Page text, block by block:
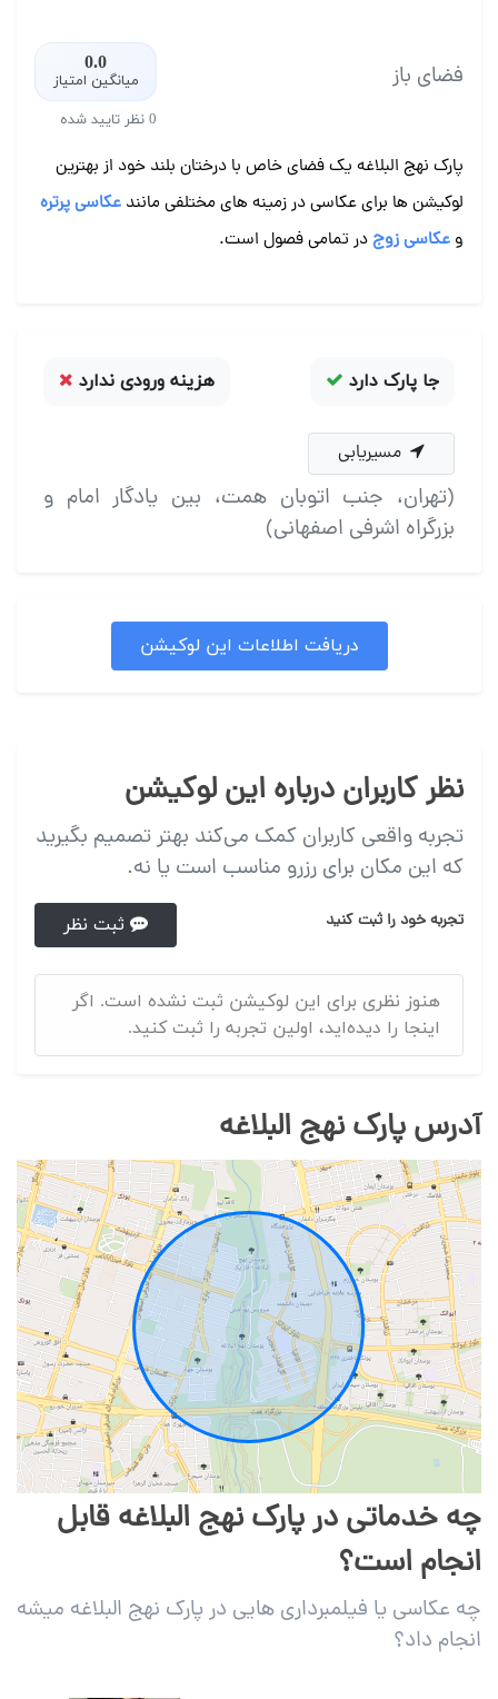
فضای باز 0.0
میانگین امتیاز
0 نظر تایید شده
پارک نهج البلاغه یک فضای خاص با درختان بلند خود از بهترین
لوکیشن ها برای عکاسی در زمینه های مختلفی مانند عکاسی پرتره
و عکاسی زوجدر تمامی فصول است.
جا پارک دارد هزینه ورودی ندارد
مسیریابی
(تهران، جنب اتوبان همت، بین یادگار امام و
بزرگراه اشرفی اصفهانی)
دریافت اطلاعات این لوکیشن
نظر کاربران درباره این لوکیشن
تجربه واقعی کاربران کمک می‌کند بهتر تصمیم بگیرید
که این مکان برای رزرو مناسب است یا نه.
تجربه خود را ثبت کنید
هنوز نظری برای این لوکیشن ثبت نشده است. اگر
اینجا را دیده‌اید، اولین تجربه را ثبت کنید.
آدرس پارک نهج البلاغه
چه خدماتی در پارک نهج البلاغه قابل
انجام است؟
چه عکاسی یا فیلمبرداری هایی در پارک نهج البلاغه میشه
انجام داد؟